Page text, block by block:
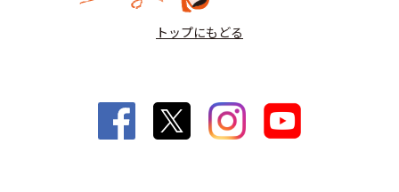
トップにもどる